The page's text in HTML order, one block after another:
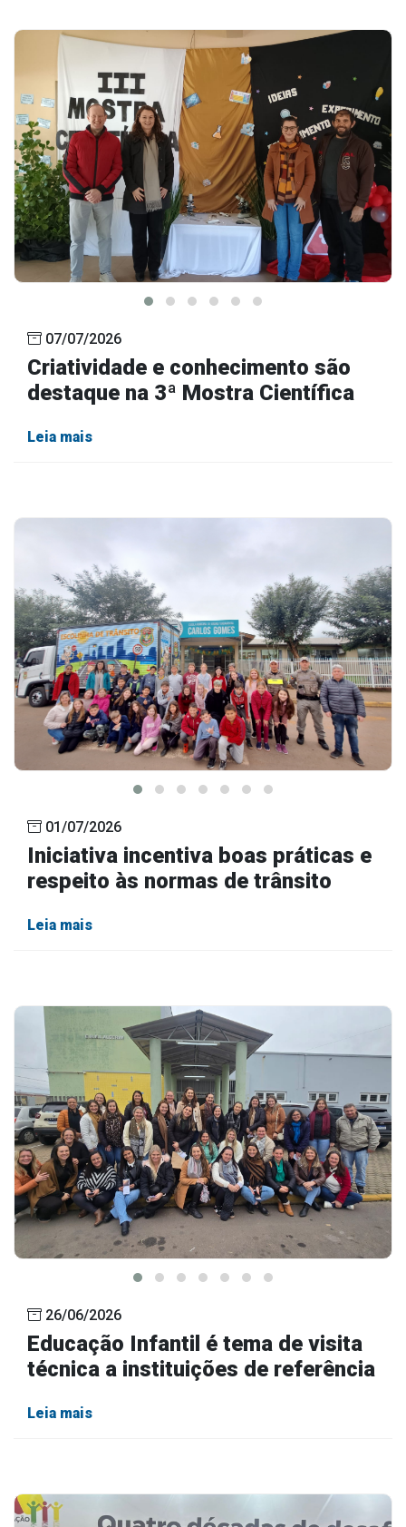
07/07/2026
Criatividade e conhecimento são
destaque na 3ª Mostra Científica
Leia mais
01/07/2026
Iniciativa incentiva boas práticas e
respeito às normas de trânsito
Leia mais
26/06/2026
Educação Infantil é tema de visita
técnica a instituições de referência
Leia mais